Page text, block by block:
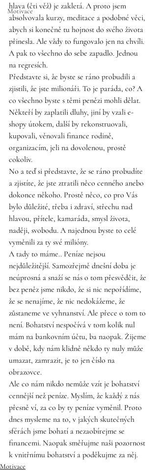
Motivace
hlava (čti věž) je zakletá. A proto jsem
absolvovala kurzy, meditace a podobné věci,
abych si konečně tu hojnost do svého života
přinesla. Ale vždy to fungovalo jen na chvíli.
A pak to všechno do sebe zapadlo. Jednou
na regresích.
Představte si, že byste se ráno probudili a
zjistili, že jste milionáři. To je paráda, co? A
co všechno byste s těmi penězi mohli dělat.
Někteří by zaplatili dluhy, jiní by vzali e-
shopy útokem, další by rekonstruovali,
kupovali, věnovali finance rodině,
organizacím, jeli na dovolenou, prostě
cokoliv.
No a teď si představte, že se ráno probudíte
a zjistíte, že jste ztratili něco cenného anebo
dokonce někoho. Prostě něco, co pro Vás
bylo důležité, třeba i zdraví, střechu nad
hlavou, přítele, kamaráda, smysl života,
naději, svobodu. A najednou byste to celé
vyměnili za ty své milióny.
A tady to máme.. Peníze nejsou
nejdůležitější. Samozřejmě dnešní doba je
neúprosná a snaží se nás o tom přesvědčit, že
bez peněz jsme nikdo, že si nic nepořídíme,
že se nenajíme, že nic nedokážeme, že
zůstaneme ve vyhnanství. Ale přece o tom to
není. Bohatství nespočívá v tom kolik nul
mám na bankovním účtu, ba naopak. Žijeme
v době, kdy nám klidně někdo ty nuly může
umazat, zamrazit, je to jen číslo na
obrazovce.
Ale co nám nikdo nemůže vzít je bohatství
cennější než peníze. Myslím, že každý z nás
přesně ví, za co by ty peníze vyměnil. Proto
dnes mysleme na to, v jakých skutečných
sférách jsme bohatí a nezaobírejme se
financemi. Naopak směřujme naši pozornost
k vnitřnímu bohatství a poděkujme za něj.
Motivace